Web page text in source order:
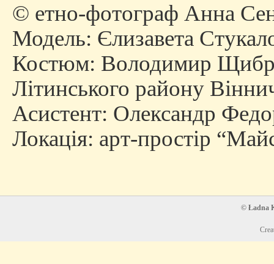
© етно-фотограф Анна
Модель: Єлизавета
Костюм: Володимир
Літинського району
Асистент: Олександр
Локація: арт-простір
© Ładna